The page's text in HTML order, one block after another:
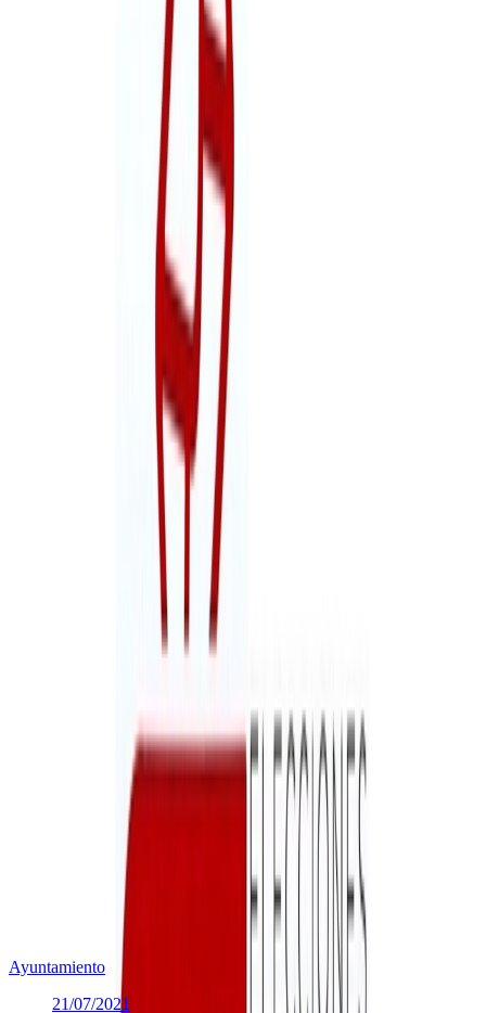
Archivos adjuntos
nstrucci&oacute;n excusas electr&oacute;nicas 2023
(80.89 KB
Instrucci&oacute;n JEC sobre excusas justificadas
2015
186.1 KB
Instrucci&oacute;n JEC excusas 2018
192.85 KB
MMM_G2023_castellano
LISTADO MIEMBROS MESAS ELECTORALES SEG
Instrucci&oacute;n excusas 2023
249.19 KB
Te puede interesar
Noticias similares sobre la localidad.
Ayuntamiento
21/07/2021